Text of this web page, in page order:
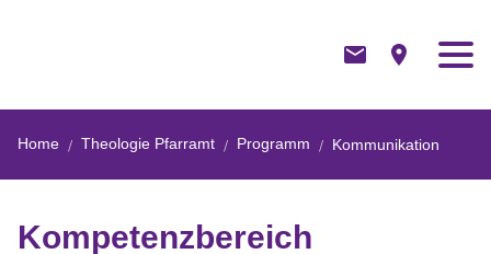
Home Theologie Pfarramt Programm Kommunikation
Kompetenzbereich